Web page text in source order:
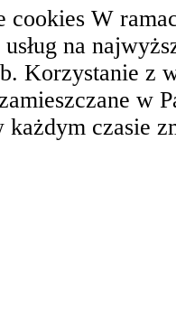
cookies W
na
Korzystanie z
w
każdym czasie